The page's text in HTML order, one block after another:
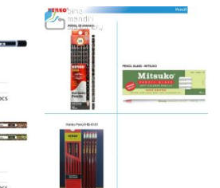
TO
WISH
LIST